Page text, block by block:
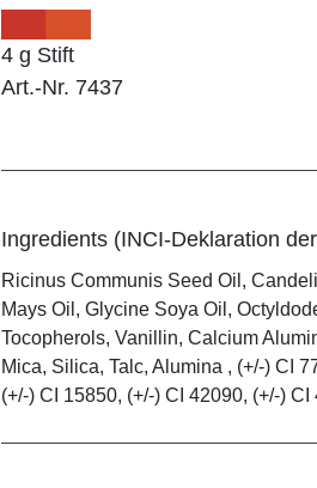
4 g Stift
Art.-Nr. 7437
Ingredients (INCI-Deklaration
Ricinus Communis Seed Oil,
Mays Oil, Glycine Soya Oil,
Tocopherols, Vanillin, Calcium
Mica, Silica, Talc, Alumina , (+/-) CI
(+/-) CI 15850, (+/-) CI 42090, (+/-)